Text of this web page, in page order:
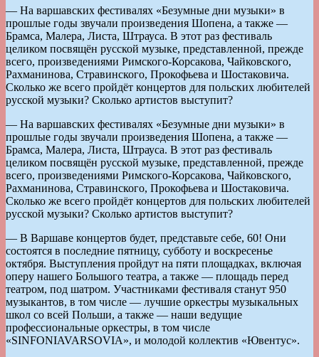
— На варшавских фестивалях «Безумные дни музыки» в
прошлые годы звучали произведения Шопена, а также —
Брамса, Малера, Листа, Штрауса. В этот раз фестиваль
целиком посвящён русской музыке, представленной, прежде
всего, произведениями Римского-Корсакова, Чайковского,
Рахманинова, Стравинского, Прокофьева и Шостаковича.
Сколько же всего пройдёт концертов для польских любителей
русской музыки? Сколько артистов выступит?
— На варшавских фестивалях «Безумные дни музыки» в
прошлые годы звучали произведения Шопена, а также —
Брамса, Малера, Листа, Штрауса. В этот раз фестиваль
целиком посвящён русской музыке, представленной, прежде
всего, произведениями Римского-Корсакова, Чайковского,
Рахманинова, Стравинского, Прокофьева и Шостаковича.
Сколько же всего пройдёт концертов для польских любителей
русской музыки? Сколько артистов выступит?
— В Варшаве концертов будет, представьте себе, 60! Они
состоятся в последние пятницу, субботу и воскресенье
октября. Выступления пройдут на пяти площадках, включая
оперу нашего Большого театра, а также — площадь перед
театром, под шатром. Участниками фестиваля станут 950
музыкантов, в том числе — лучшие оркестры музыкальных
школ со всей Польши, а также — наши ведущие
профессиональные оркестры, в том числе
«SINFONIAVARSOVIA», и молодой коллектив «Ювентус».